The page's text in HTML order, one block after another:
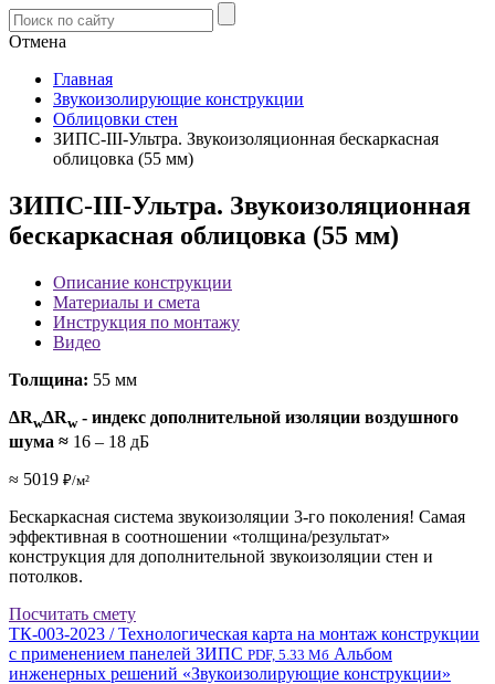
Отмена
Главная
Звукоизолирующие конструкции
Облицовки стен
ЗИПС-III-Ультра. Звукоизоляционная бескаркасная
облицовка (55 мм)
ЗИПС-III-Ультра. Звукоизоляционная
бескаркасная облицовка (55 мм)
Описание конструкции
Материалы и смета
Инструкция по монтажу
Видео
Толщина: 55 мм
ΔRwΔRw- индекс дополнительной изоляции воздушного
шума ≈ 16 – 18 дБ
≈ 5019 ₽/м²
Бескаркасная система звукоизоляции 3-го поколения! Самая
эффективная в соотношении «толщина/результат»
конструкция для дополнительной звукоизоляции стен и
потолков.
Посчитать смету
ТК-003-2023 / Технологическая карта на монтаж конструкции
с применением панелей ЗИПС PDF, 5.33 Мб Альбом
инженерных решений «Звукоизолирующие конструкции»